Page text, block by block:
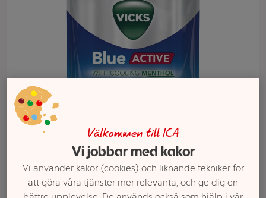
Välkommen till ICA
Vi jobbar med kakor
Vi använder kakor (cookies) och liknande tekniker för
att göra våra tjänster mer relevanta, och ge dig en